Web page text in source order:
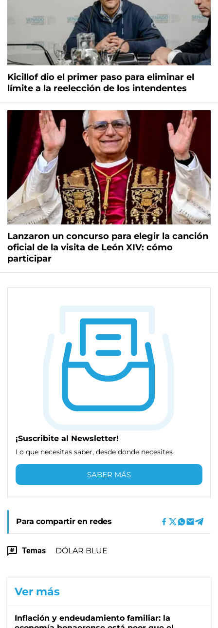
Kicillof dio el primer paso para eliminar el
límite a la reelección de los intendentes
Lanzaron un concurso para elegir la canción
oficial de la visita de León XIV: cómo
participar
¡Suscribite al Newsletter!
Lo que necesitas saber, desde donde necesites
SABER MÁS
Para compartir en redes
Temas DÓLAR BLUE
Ver más
Inflación y endeudamiento familiar: la